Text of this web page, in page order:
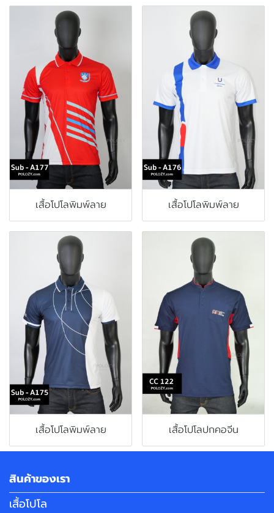
เสื้อโปโลพิมพ์ลาย เสื้อโปโลพิมพ์ลาย
เสื้อโปโลพิมพ์ลาย เสื้อโปโลปกคอจีน
สินค้าของเรา
เสื้อโปโล